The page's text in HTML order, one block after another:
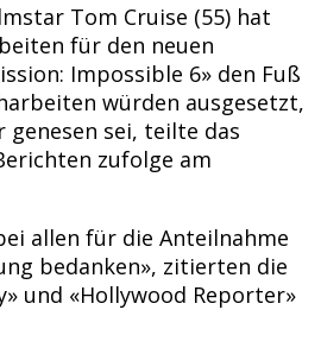
Tom Cruise (55) hat
für den neuen
Impossible 6» den Fuß
würden ausgesetzt,
genesen sei, teilte das
zufolge am
allen für die Anteilnahme
bedanken», zitierten die
und «Hollywood Reporter»